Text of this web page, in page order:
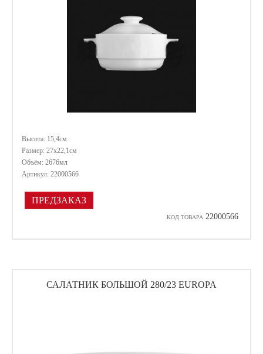
Высота: 15,4см
Размер: 27х22,1см
Объём: 2676мл
Артикул: 22000566
ПРЕДЗАКАЗ
КОД ТОВАРА 22000566
САЛАТНИК БОЛЬШОЙ 280/23 EUROPA